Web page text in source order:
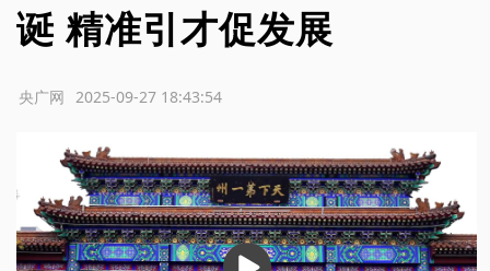
诞 精准引才促发展
2025-09-27 18:43:54
央广网
播
放